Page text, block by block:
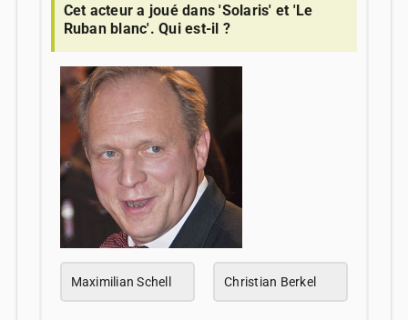
Cet acteur a joué dans 'Solaris' et 'Le
Ruban blanc'. Qui est-il ?
Maximilian Schell Christian Berkel